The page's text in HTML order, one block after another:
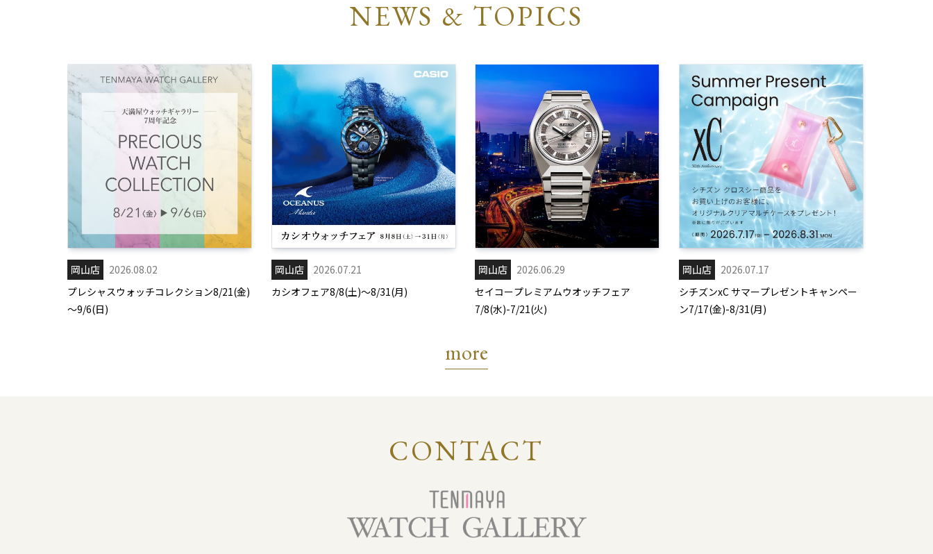
NEWS & TOPICS
岡山店
2026.08.02
プレシャスウォッチコレクション8/21(金)
～9/6(日)
岡山店
2026.07.21
カシオフェア8/8(土)～8/31(月)
岡山店
2026.06.29
セイコープレミアムウオッチフェア
7/8(水)-7/21(火)
岡山店
2026.07.17
シチズンxC サマープレゼントキャンペー
ン7/17(金)-8/31(月)
more
CONTACT